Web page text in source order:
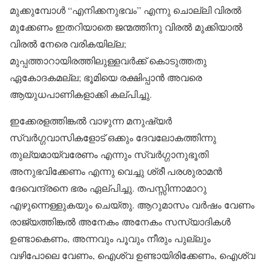
മുക്കുമ്പോൾ “എനിക്കനുഭവം” എന്നു ചൊല്ലി വിരൽ
മുക്കേണം ഇതറിയാതെ ജന്മത്തിനു വിരൽ മുക്കിയാൽ
വിരൽ നേരെ വരികയില്ല;
മുപ്പത്താറായിരത്തിലുള്ളവർക്ക് കൊടുത്തതു
ഏകോദകമല്ല; ഭൂമിയെ രക്ഷിപ്പാൻ അവരെ
ആയുധപാണികളാക്കി കല്പിച്ചു.
ഇക്കേരളത്തിങ്കൽ വാഴുന്ന മനുഷ്യർ
സ്വർഗ്ഗവാസികളോട് ഒക്കും ദേവലോകത്തിന്നു
തുല്യമായ്‌വരേണം എന്നും സ്വർഗ്ഗാനുഭൂതി
അനുഭവിക്കേണം എന്നു വെച്ചു ശ്രീ പരശുരാമൻ
ദേവെന്ദ്രനെ ഭരം ഏല്പിച്ചു. തപസ്സിന്നാമാറു
എഴുന്നെള്ളുകയും ചെയ്തു. ആറുമാസം വർഷം വേണം
രാജ്യത്തിങ്കൽ അനേകം അനേകം സസ്യാദികൾ
ഉണ്ടാകെണം, അന്നവും പൂവും നീരും പുല്ലും
വഴിപോലെ വേണം, ഐശ്വ ഉണ്ടായിരിക്കേണം, ഐശ്വ